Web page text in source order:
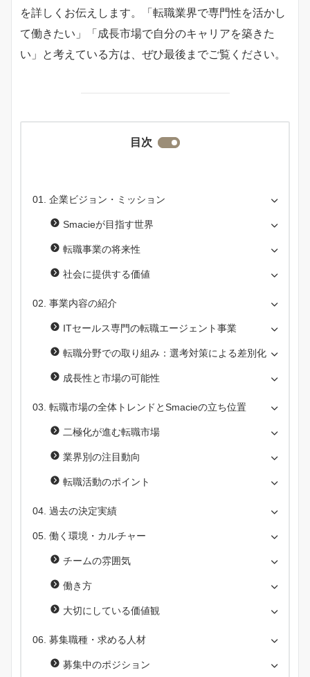
を詳しくお伝えします。「転職業界で専門性を活かし
て働きたい」「成長市場で自分のキャリアを築きた
い」と考えている方は、ぜひ最後までご覧ください。
目次
企業ビジョン・ミッション
Smacieが目指す世界
転職事業の将来性
社会に提供する価値
事業内容の紹介
ITセールス専門の転職エージェント事業
転職分野での取り組み：選考対策による差別化
成長性と市場の可能性
転職市場の全体トレンドとSmacieの立ち位置
二極化が進む転職市場
業界別の注目動向
転職活動のポイント
過去の決定実績
働く環境・カルチャー
チームの雰囲気
働き方
大切にしている価値観
募集職種・求める人材
募集中のポジション